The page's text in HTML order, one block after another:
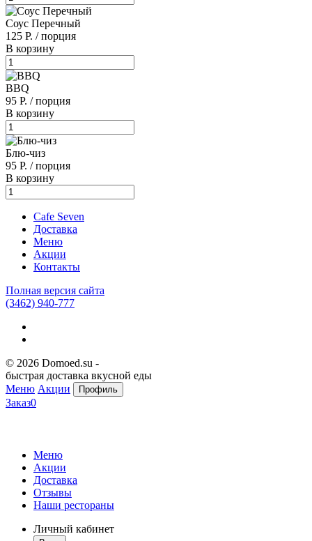
Соус Перечный
125 Р. /порция
В корзину
BBQ
95 Р. /порция
В корзину
Блю-чиз
95 Р. /порция
В корзину
Cafe Seven
Доставка
Меню
Акции
Контакты
Полная версия сайта
(3462) 940-777
© 2026 Domoed.su -
быстрая доставка вкусной еды
Меню Акции Профиль
Заказ0
Меню
Акции
Доставка
Отзывы
Наши рестораны
Личный кабинет